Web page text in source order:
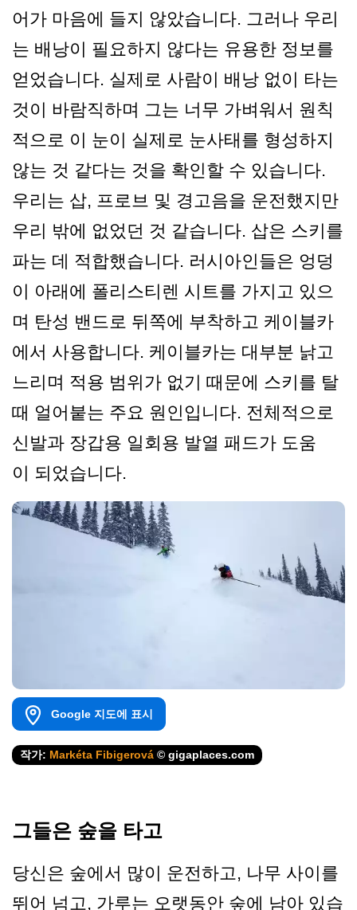
어가 마음에 들지 않았습니다. 그러나 우리
는 배낭이 필요하지 않다는 유용한 정보를
얻었습니다. 실제로 사람이 배낭 없이 타는
것이 바람직하며 그는 너무 가벼워서 원칙
적으로 이 눈이 실제로 눈사태를 형성하지
않는 것 같다는 것을 확인할 수 있습니다.
우리는 삽, 프로브 및 경고음을 운전했지만
우리 밖에 없었던 것 같습니다. 삽은 스키를
파는 데 적합했습니다. 러시아인들은 엉덩
이 아래에 폴리스티렌 시트를 가지고 있으
며 탄성 밴드로 뒤쪽에 부착하고 케이블카
에서 사용합니다. 케이블카는 대부분 낡고
느리며 적용 범위가 없기 때문에 스키를 탈
때 얼어붙는 주요 원인입니다. 전체적으로
신발과 장갑용 일회용 발열 패드가 도움
이 되었습니다.
Google 지도에 표시
작가: Markéta Fibigerová © gigaplaces.com
그들은 숲을 타고
당신은 숲에서 많이 운전하고, 나무 사이를
뛰어 넘고, 가루는 오랫동안 숲에 남아 있습